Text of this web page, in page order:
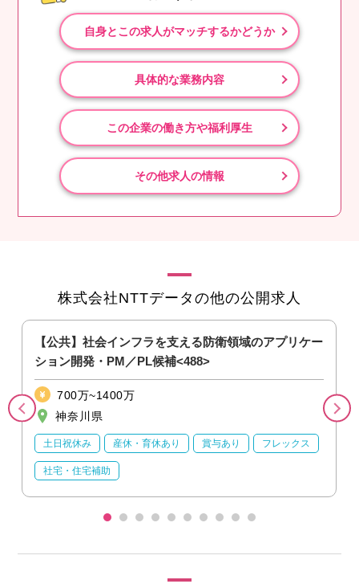
自身とこの求人がマッチするかどうか
具体的な業務内容
この企業の働き方や福利厚生
その他求人の情報
株式会社NTTデータの他の公開求人
【公共】社会インフラを支える防衛領域のアプリケー
ション開発・PM／PL候補<488>
700万~1400万
神奈川県
土日祝休み 産休・育休あり 賞与あり フレックス
社宅・住宅補助